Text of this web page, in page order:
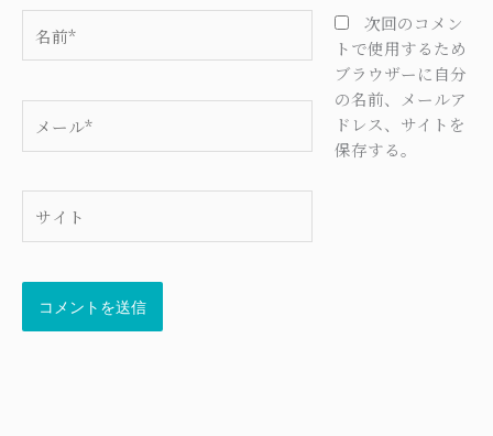
前
ー
*
次回のコメン
トで使用するため
ブラウザーに自分
の名前、メールア
ドレス、サイトを
保存する。